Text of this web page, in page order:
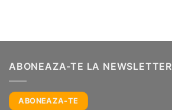
ABONEAZA-TE LA NEWSLETTER
ABONEAZA-TE